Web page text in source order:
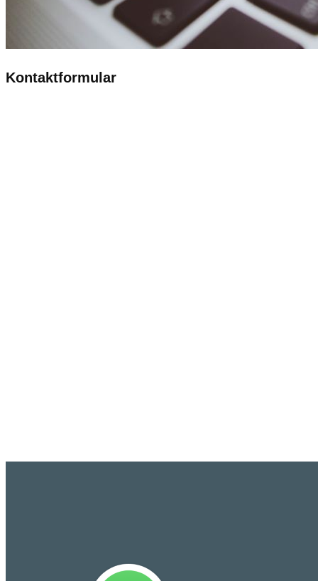
Kontaktformular